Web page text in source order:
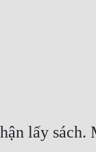
lấy sách.